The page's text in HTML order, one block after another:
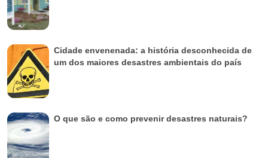
Cidade envenenada: a história desconhecida de
um dos maiores desastres ambientais do país
O que são e como prevenir desastres naturais?